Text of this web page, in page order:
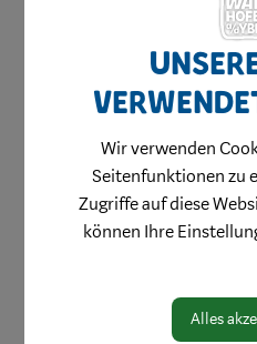
Herzlich willkommen
Bauen & Wohnen
Kinderbetreuung
Wir verwenden
Seitenfunktionen zu
Zugriffe auf diese
können Ihre
Alles